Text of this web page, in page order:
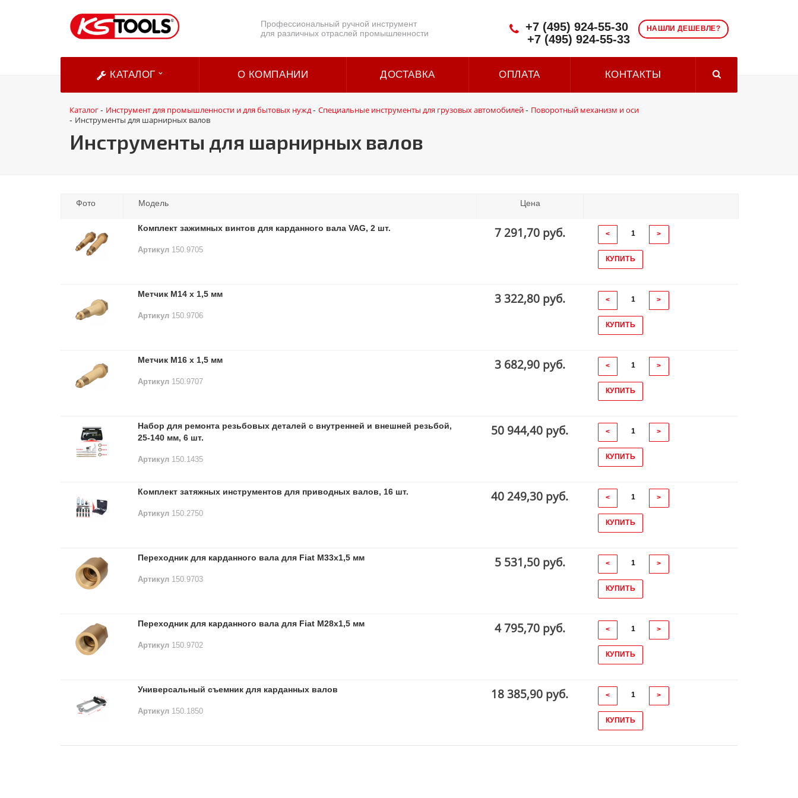
Профессиональный ручной инструмент
для различных отраслей промышленности
НАШЛИ ДЕШЕВЛЕ?
+7 (495) 924-55-30
+7 (495) 924-55-33
КАТАЛОГ О КОМПАНИИ ДОСТАВКА ОПЛАТА КОНТАКТЫ
Каталог- Инструмент для промышленности и для бытовых нужд- Специальные инструменты для грузовых автомобилей- Поворотный механизм и оси
- Инструменты для шарнирных валов
Инструменты для шарнирных валов
Фото Модель Цена
Комплект зажимных винтов для карданного вала VAG, 2 шт.
Артикул 150.9705
7 291,70 руб. < >
КУПИТЬ
Метчик M14 x 1,5 мм
Артикул 150.9706
3 322,80 руб. < >
КУПИТЬ
Метчик M16 x 1,5 мм
Артикул 150.9707
3 682,90 руб. < >
КУПИТЬ
Набор для ремонта резьбовых деталей с внутренней и внешней резьбой,
25-140 мм, 6 шт.
Артикул 150.1435
50 944,40 руб. < >
КУПИТЬ
Комплект затяжных инструментов для приводных валов, 16 шт.
Артикул 150.2750
40 249,30 руб. < >
КУПИТЬ
Переходник для карданного вала для Fiat M33x1,5 мм
Артикул 150.9703
5 531,50 руб. < >
КУПИТЬ
Переходник для карданного вала для Fiat M28x1,5 мм
Артикул 150.9702
4 795,70 руб. < >
КУПИТЬ
Универсальный съемник для карданных валов
Артикул 150.1850
18 385,90 руб. < >
КУПИТЬ